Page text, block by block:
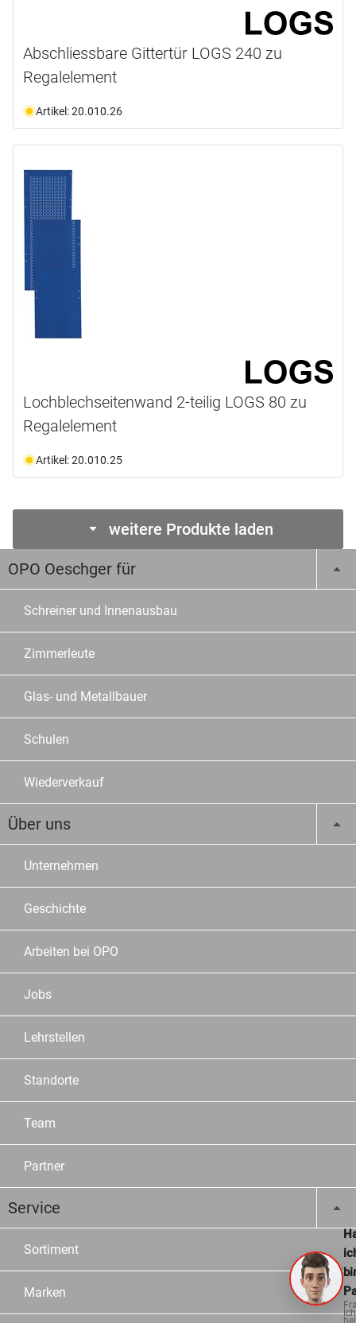
Abschliessbare Gittertür LOGS 240 zu
Regalelement
Artikel: 20.010.26
Lochblechseitenwand 2-teilig LOGS 80 zu
Regalelement
Artikel: 20.010.25
weitere Produkte laden
OPO Oeschger für
Schreiner und Innenausbau
Zimmerleute
Glas- und Metallbauer
Schulen
Wiederverkauf
Über uns
Unternehmen
Geschichte
Arbeiten bei OPO
Jobs
Lehrstellen
Standorte
Team
Partner
Service
Sortiment
Marken
Ich